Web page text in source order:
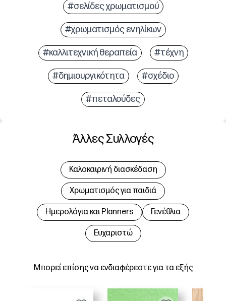
#σελίδες χρωματισμού
#χρωματισμός ενηλίκων
#καλλιτεχνική θεραπεία #τέχνη
#δημιουργικότητα #σχέδιο
#πεταλούδες
Μπορεί επίσης να ενδιαφέρεστε για τα εξής
Άλλες Συλλογές
Καλοκαιρινή διασκέδαση
Χρωματισμός για παιδιά
Hμερολόγια και Planners Γενέθλια
Ευχαριστώ